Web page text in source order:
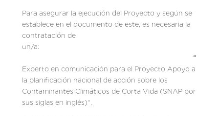
Para asegurar la ejecución del Proyecto y según se
establece en el documento de este, es necesaria la
contratación de
un/a:
“
Experto en comunicación para el Proyecto Apoyo a
la planificación nacional de acción sobre los
Contaminantes Climáticos de Corta Vida (SNAP por
sus siglas en inglés)“.